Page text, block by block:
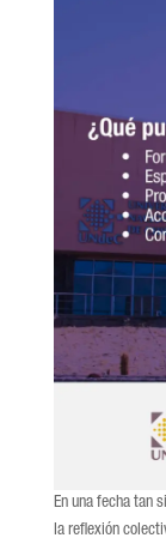
En una fecha tan
la reflexión